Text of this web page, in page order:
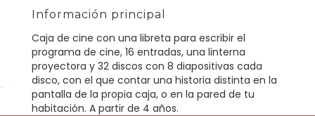
Información principal
Caja de cine con una libreta para escribir el
programa de cine, 16 entradas, una linterna
proyectora y 32 discos con 8 diapositivas cada
disco, con el que contar una historia distinta en la
pantalla de la propia caja, o en la pared de tu
habitación. A partir de 4 años.